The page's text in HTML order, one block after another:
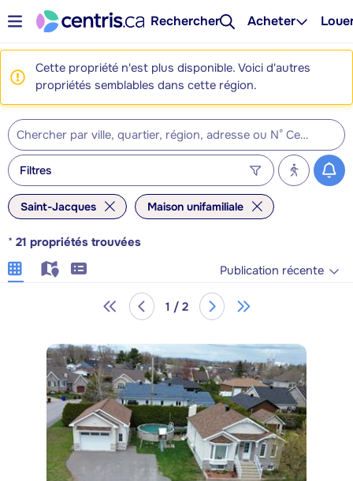
Rechercher Acheter
Cette propriété n'est plus disponible. Voici d'autres
propriétés semblables dans cette région.
Filtres
Saint-Jacques Maison unifamiliale
* 21 propriétés trouvées
Publication récente
1 / 2